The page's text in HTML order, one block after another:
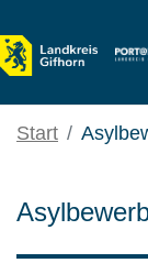
Start